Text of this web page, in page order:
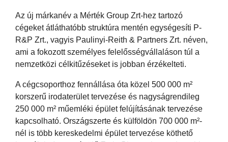
Az új márkanév a Mérték Group Zrt-hez tartozó
cégeket átláthatóbb struktúra mentén egységesíti P-
R&P Zrt., vagyis Paulinyi-Reith & Partners Zrt. néven,
ami a fokozott személyes felelősségvállaláson túl a
nemzetközi célkitűzéseket is jobban érzékelteti.
A cégcsoporthoz fennállása óta közel 500 000 m²
korszerű irodaterület tervezése és nagyságrendileg
250 000 m² műemléki épület felújításának tervezése
kapcsolható. Országszerte és külföldön 700 000 m²-
nél is több kereskedelmi épület tervezése köthető